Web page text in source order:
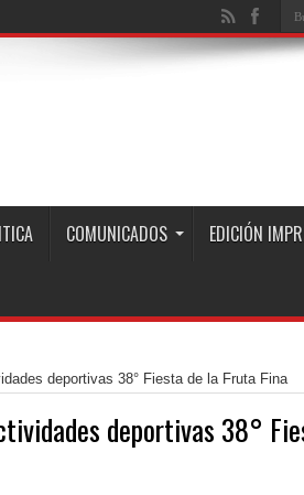
COMUNICADOS EDICIÓN
deportivas 38° Fiesta de la Fruta Fina
deportivas 38°